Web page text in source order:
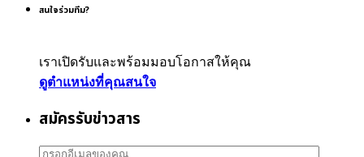
สนใจร่วมทีม?
เราเปิดรับและพร้อมมอบโอกาสให้คุณ
ดูตำแหน่งที่คุณสนใจ
สมัครรับข่าวสาร